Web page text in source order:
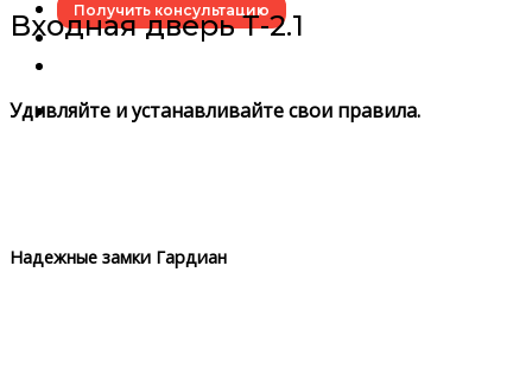
Получить консультацию
Входная дверь Т-2.1
Удивляйте и устанавливайте свои правила.
Надежные замки Гардиан